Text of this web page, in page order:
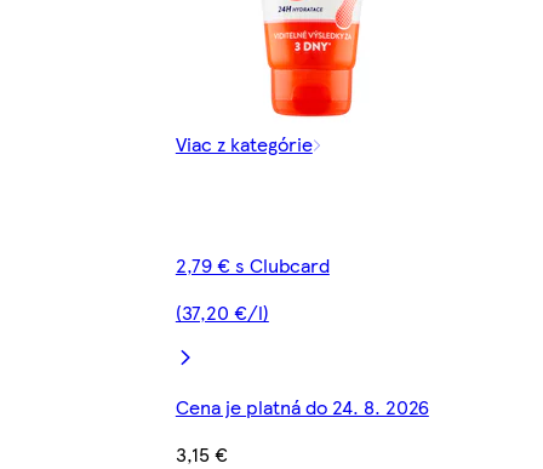
Viac z kategórie
2,79 € s Clubcard
(37,20 €/l)
Cena je platná do 24. 8. 2026
3,15 €